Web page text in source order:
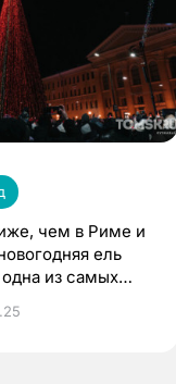
чем в Риме и
ель
из самых